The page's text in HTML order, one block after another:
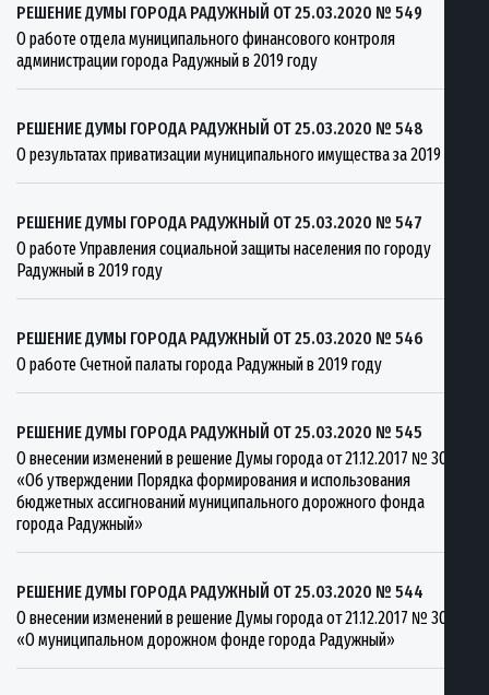
РЕШЕНИЕ ДУМЫ ГОРОДА РАДУЖНЫЙ ОТ 25.03.2020 № 549
О работе отдела муниципального финансового контроля
администрации города Радужный в 2019 году
РЕШЕНИЕ ДУМЫ ГОРОДА РАДУЖНЫЙ ОТ 25.03.2020 № 548
О результатах приватизации муниципального имущества за 2019 год
РЕШЕНИЕ ДУМЫ ГОРОДА РАДУЖНЫЙ ОТ 25.03.2020 № 547
О работе Управления социальной защиты населения по городу
Радужный в 2019 году
РЕШЕНИЕ ДУМЫ ГОРОДА РАДУЖНЫЙ ОТ 25.03.2020 № 546
О работе Счетной палаты города Радужный в 2019 году
РЕШЕНИЕ ДУМЫ ГОРОДА РАДУЖНЫЙ ОТ 25.03.2020 № 545
О внесении изменений в решение Думы города от 21.12.2017 № 308
«Об утверждении Порядка формирования и использования
бюджетных ассигнований муниципального дорожного фонда
города Радужный»
РЕШЕНИЕ ДУМЫ ГОРОДА РАДУЖНЫЙ ОТ 25.03.2020 № 544
О внесении изменений в решение Думы города от 21.12.2017 № 307
«О муниципальном дорожном фонде города Радужный»